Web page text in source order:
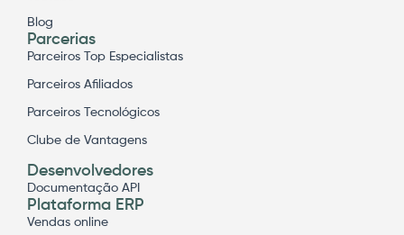
Blog
Parcerias
Parceiros Top Especialistas
Parceiros Afiliados
Parceiros Tecnológicos
Clube de Vantagens
Desenvolvedores
Documentação API
Plataforma ERP
Vendas online